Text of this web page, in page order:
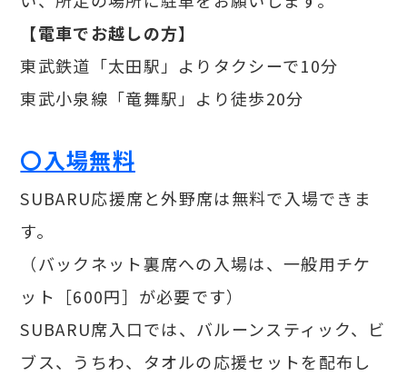
【電車でお越しの方】
東武鉄道「太田駅」よりタクシーで10分
東武小泉線「竜舞駅」より徒歩20分
〇入場無料
SUBARU応援席と外野席は無料で入場できま
す。
（バックネット裏席への入場は、一般用チケ
ット［600円］が必要です）
SUBARU席入口では、バルーンスティック、ビ
ブス、うちわ、タオルの応援セットを配布し